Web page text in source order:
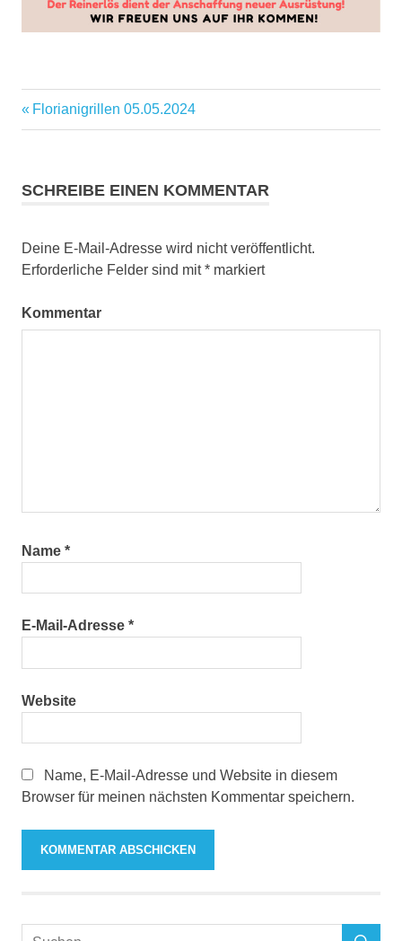
Beitragsnavigation
Vorheriger
Beitrag:
Florianigrillen 05.05.2024
SCHREIBE EINEN KOMMENTAR
Deine E-Mail-Adresse wird nicht veröffentlicht.
Erforderliche Felder sind mit* markiert
Kommentar
Name *
E-Mail-Adresse *
Website
Name, E-Mail-Adresse und Website in diesem
Browser für meinen nächsten Kommentar speichern.